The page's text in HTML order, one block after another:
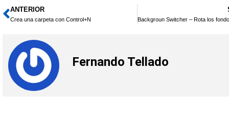
Ant
ANTERIOR
Crea una carpeta con Control+N
Fernando Tellado